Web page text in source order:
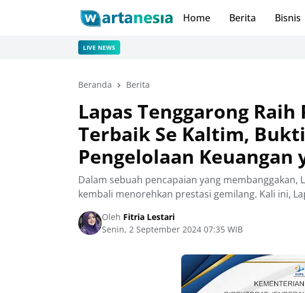
Home Berita Bisnis
LIVE NEWS
Beranda Berita
Lapas Tenggarong
Terbaik Se Kaltim,
Pengelolaan Keuangan
Dalam sebuah pencapaian yang membanggakan,
kembali menorehkan prestasi gemilang. Kali ini,
Oleh Fitria Lestari
Senin, 2 September 2024 07:35 WIB